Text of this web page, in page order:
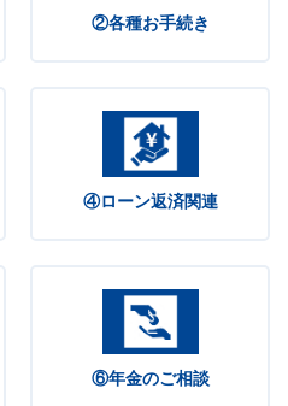
②各種お手続き
④ローン返済関連
⑥年金のご相談